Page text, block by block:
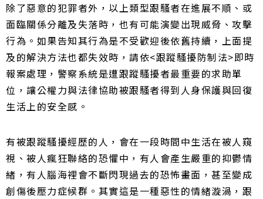
除了惡意的犯罪者外，以上類型跟騷者在進展不順、或
面臨關係分離及失落時，也有可能演變出現威脅、攻擊
行為。 如果告知其行為是不受歡迎後依舊持續，上面提
及的解決方法也都失效時，請依<跟蹤騷擾防制法>即時
報案處理，警察系統是遭跟蹤騷擾者最重要的求助單
位，讓公權力與法律協助被跟騷者得到人身保護與回復
生活上的安全感。
有被跟蹤騷擾經歷的人，會在一段時間中生活在被人窺
視、被人瘋狂聯絡的恐懼中，有人會產生嚴重的抑鬱情
緒，有人腦海裡會不斷閃現過去的恐怖畫面，甚至變成
創傷後壓力症候群。 其實這是一種惡性的情緒漩渦，跟